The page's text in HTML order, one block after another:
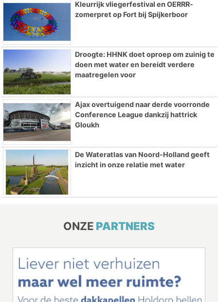
Kleurrijk vliegerfestival en OERRR-
zomerpret op Fort bij Spijkerboor
Droogte: HHNK doet oproep om zuinig te
doen met water en bereidt verdere
maatregelen voor
Ajax overtuigend naar derde voorronde
Conference League dankzij hattrick
Gloukh
De Wateratlas van Noord-Holland geeft
inzicht in onze relatie met water
ONZE PARTNERS